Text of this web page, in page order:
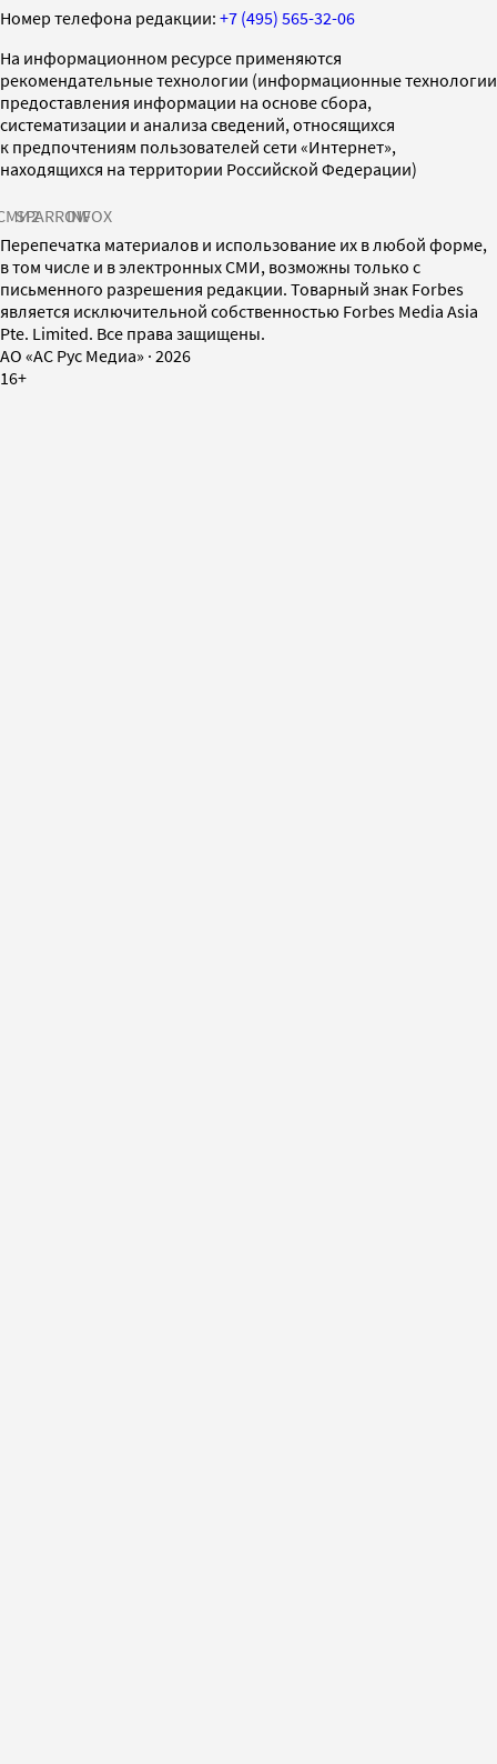
Номер телефона редакции: +7 (495) 565-32-06
На информационном ресурсе применяются
рекомендательные технологии (информационные технологии
предоставления информации на основе сбора,
систематизации и анализа сведений, относящихся
к предпочтениям пользователей сети «Интернет»,
находящихся на территории Российской Федерации)
SPARROWINFOX
Перепечатка материалов и использование их в любой форме,
в том числе и в электронных СМИ, возможны только с
письменного разрешения редакции. Товарный знак Forbes
является исключительной собственностью Forbes Media Asia
Pte. Limited. Все права защищены.
AO «АС Рус Медиа» · 2026
16+